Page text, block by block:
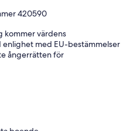
420590
kommer värdens
med EU-bestämmelser
ångerrätten för